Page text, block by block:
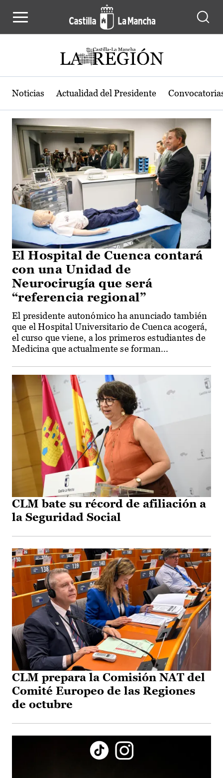
Actualidad de la región de Castilla-
Noticias Actualidad del Presidente
El Hospital de Cuenca contará
con una Unidad de
Neurocirugía que será
“referencia regional”
El presidente autonómico ha anunciado también
que el Hospital Universitario de Cuenca acogerá,
el curso que viene, a los primeros estudiantes de
Medicina que actualmente se forman...
CLM bate su récord de afiliación a
la Seguridad Social
CLM prepara la Comisión NAT del
Comité Europeo de las Regiones
de octubre